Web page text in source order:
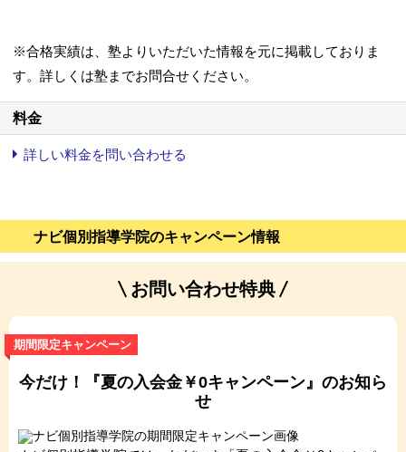
※合格実績は、塾よりいただいた情報を元に掲載しておりま
す。詳しくは塾までお問合せください。
料金
詳しい料金を問い合わせる
ナビ個別指導学院のキャンペーン情報
お問い合わせ特典
期間限定キャンペーン
今だけ！『夏の入会金￥0キャンペーン』のお知ら
せ